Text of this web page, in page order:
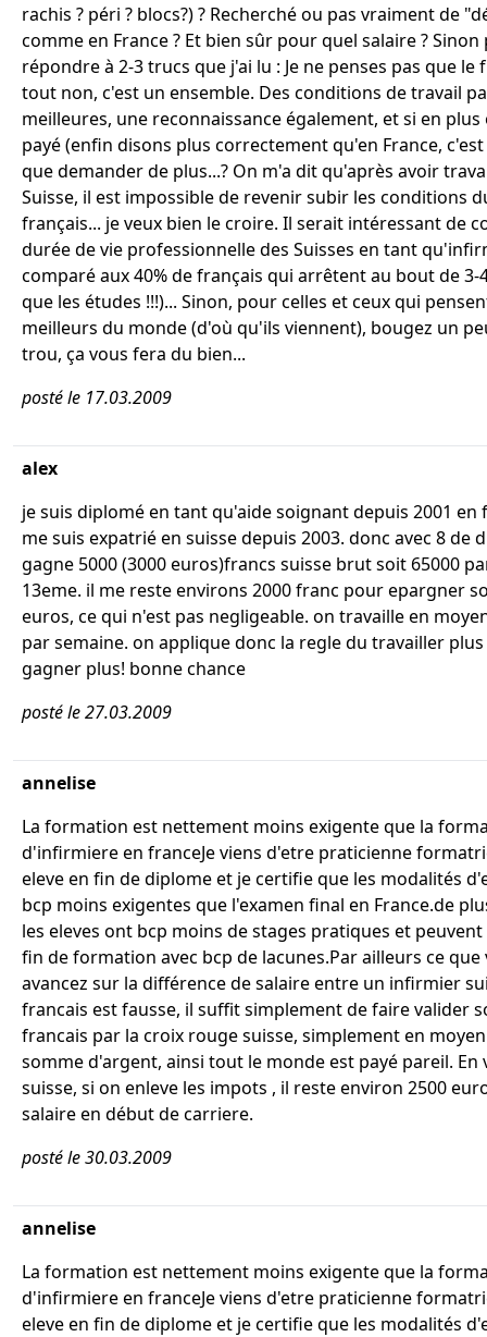
rachis ? péri ? blocs?) ? Recherché ou pas vraiment de
comme en France ? Et bien sûr pour quel salaire ?
répondre à 2-3 trucs que j'ai lu : Je ne penses pas que le
tout non, c'est un ensemble. Des conditions de travail
meilleures, une reconnaissance également, et si en
payé (enfin disons plus correctement qu'en France, c'est
que demander de plus...? On m'a dit qu'après avoir
Suisse, il est impossible de revenir subir les conditions
français... je veux bien le croire. Il serait intéressant de
durée de vie professionnelle des Suisses en tant
comparé aux 40% de français qui arrêtent au bout de 3-
que les études !!!)... Sinon, pour celles et ceux qui
meilleurs du monde (d'où qu'ils viennent), bougez un
trou, ça vous fera du bien...
posté le 17.03.2009
alex
je suis diplomé en tant qu'aide soignant depuis 2001 en
me suis expatrié en suisse depuis 2003. donc avec 8 de
gagne 5000 (3000 euros)francs suisse brut soit 65000
13eme. il me reste environs 2000 franc pour epargner
euros, ce qui n'est pas negligeable. on travaille en
par semaine. on applique donc la regle du travailler
gagner plus! bonne chance
posté le 27.03.2009
annelise
La formation est nettement moins exigente que la
d'infirmiere en franceJe viens d'etre praticienne
eleve en fin de diplome et je certifie que les modalités
bcp moins exigentes que l'examen final en France.de
les eleves ont bcp moins de stages pratiques et
fin de formation avec bcp de lacunes.Par ailleurs ce que
avancez sur la différence de salaire entre un infirmier
francais est fausse, il suffit simplement de faire valider
francais par la croix rouge suisse, simplement en
somme d'argent, ainsi tout le monde est payé pareil. En
suisse, si on enleve les impots , il reste environ 2500
salaire en début de carriere.
posté le 30.03.2009
annelise
La formation est nettement moins exigente que la
d'infirmiere en franceJe viens d'etre praticienne
eleve en fin de diplome et je certifie que les modalités